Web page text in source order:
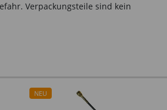
Verpackungsteile sind kein
NEU